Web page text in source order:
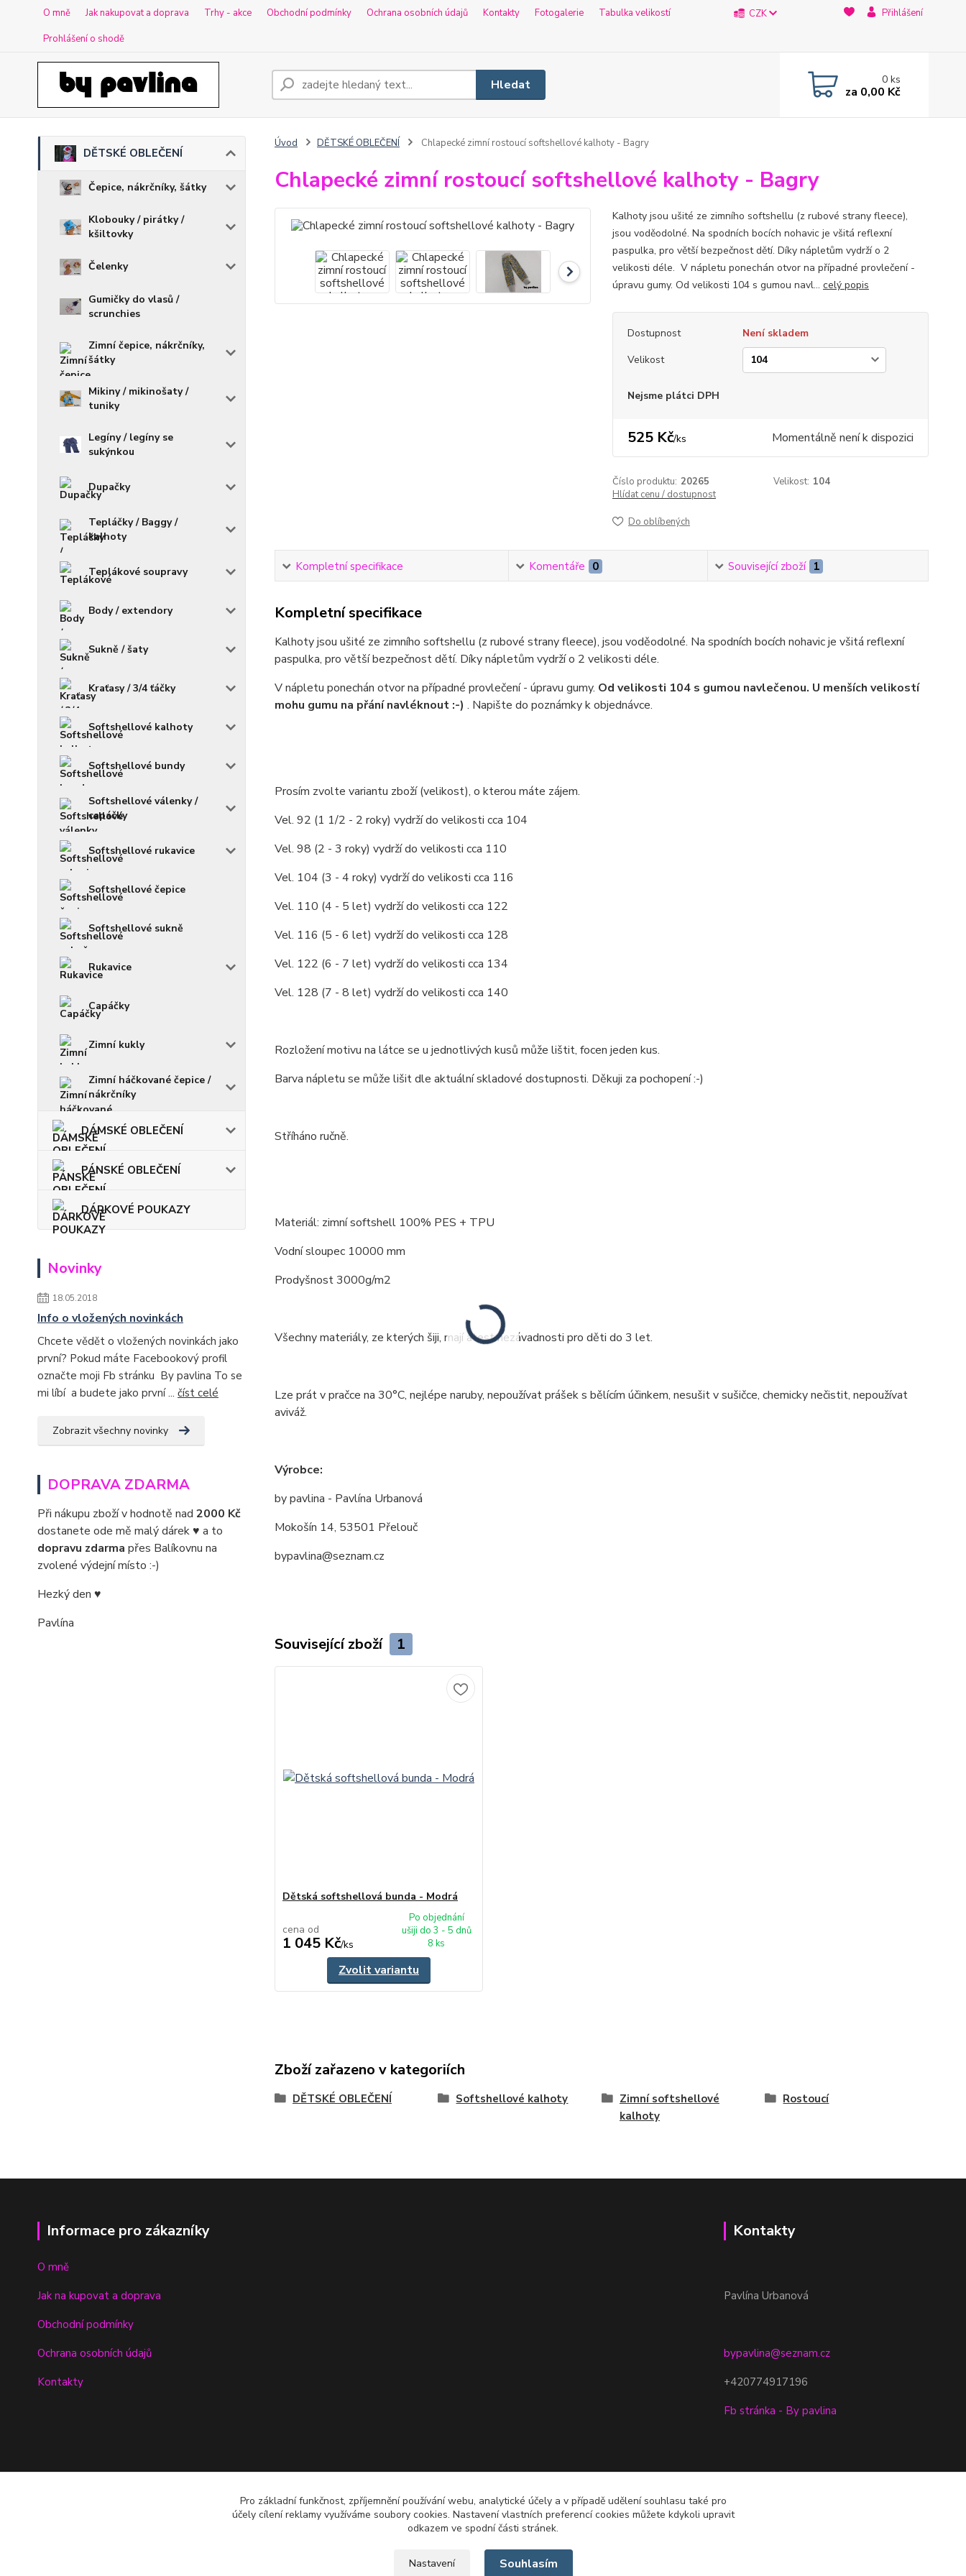
O mně Jak nakupovat a doprava Trhy - akce Obchodní podmínky Ochrana osobních údajů Kontakty Fotogalerie
Tabulka velikostí
Prohlášení o shodě
CZK Přihlášení
Hledat 0ks
za 0,00 Kč
DĚTSKÉ OBLEČENÍ
Čepice, nákrčníky, šátky
Klobouky / pirátky /
kšiltovky
Čelenky
Gumičky do vlasů /
scrunchies
Zimní čepice, nákrčníky,
šátky
Mikiny / mikinošaty /
tuniky
Legíny / legíny se
sukýnkou
Dupačky
Tepláčky / Baggy /
kalhoty
Teplákové soupravy
Body / extendory
Sukně / šaty
Kraťasy / 3/4 ťáčky
Softshellové kalhoty
Softshellové bundy
Softshellové válenky /
capáčky
Softshellové rukavice
Softshellové čepice
Softshellové sukně
Rukavice
Capáčky
Zimní kukly
Zimní háčkované čepice /
nákrčníky
DÁMSKÉ OBLEČENÍ
PÁNSKÉ OBLEČENÍ
DÁRKOVÉ POUKAZY
Novinky
18.05.2018
Info o vložených novinkách
Chcete vědět o vložených novinkách jako
první? Pokud máte Facebookový profil
označte moji Fb stránku By pavlina To se
mi líbí a budete jako první ... číst celé
Zobrazit všechny novinky
DOPRAVA ZDARMA
Při nákupu zboží v hodnotě nad 2000 Kč
dostanete ode mě malý dárek ♥ a to
dopravu zdarma přes Balíkovnu na
zvolené výdejní místo :-)
Hezký den ♥
Pavlína
Úvod DĚTSKÉ OBLEČENÍ Chlapecké zimní rostoucí softshellové kalhoty - Bagry
Chlapecké zimní rostoucí softshellové kalhoty - Bagry
Kalhoty jsou ušité ze zimního softshellu (z rubové strany fleece),
jsou voděodolné. Na spodních bocích nohavic je všitá reflexní
paspulka, pro větší bezpečnost dětí. Díky nápletům vydrží o 2
velikosti déle. V nápletu ponechán otvor na případné provlečení -
úpravu gumy. Od velikosti 104 s gumou navl... celý popis
Dostupnost
Není skladem
Velikost
Nejsme plátci DPH
525 Kč/ks Momentálně není k dispozici
Číslo produktu: 20265 Velikost: 104
Hlídat cenu / dostupnost
Do oblíbených
Kompletní specifikace Komentáře 0 Související zboží 1
Kompletní specifikace
Kalhoty jsou ušité ze zimního softshellu (z rubové strany fleece), jsou voděodolné. Na spodních bocích nohavic je všitá reflexní
paspulka, pro větší bezpečnost dětí. Díky nápletům vydrží o 2 velikosti déle.
V nápletu ponechán otvor na případné provlečení - úpravu gumy. Od velikosti 104 s gumou navlečenou. U menších velikostí
mohu gumu na přání navléknout :-) . Napište do poznámky k objednávce.
Prosím zvolte variantu zboží (velikost), o kterou máte zájem.
Vel. 92 (1 1/2 - 2 roky) vydrží do velikosti cca 104
Vel. 98 (2 - 3 roky) vydrží do velikosti cca 110
Vel. 104 (3 - 4 roky) vydrží do velikosti cca 116
Vel. 110 (4 - 5 let) vydrží do velikosti cca 122
Vel. 116 (5 - 6 let) vydrží do velikosti cca 128
Vel. 122 (6 - 7 let) vydrží do velikosti cca 134
Vel. 128 (7 - 8 let) vydrží do velikosti cca 140
Rozložení motivu na látce se u jednotlivých kusů může lištit, focen jeden kus.
Barva nápletu se může lišit dle aktuální skladové dostupnosti. Děkuji za pochopení :-)
Stříháno ručně.
Materiál: zimní softshell 100% PES + TPU
Vodní sloupec 10000 mm
Prodyšnost 3000g/m2
Všechny materiály, ze kterých šiji, mají atest nezávadnosti pro děti do 3 let.
Lze prát v pračce na 30°C, nejlépe naruby, nepoužívat prášek s bělícím účinkem, nesušit v sušičce, chemicky nečistit, nepoužívat
aviváž.
Výrobce:
by pavlina - Pavlína Urbanová
Mokošín 14, 53501 Přelouč
bypavlina@seznam.cz
Související zboží 1
Dětská softshellová bunda - Modrá
cena od
1 045 Kč/ks
Po objednání
ušiji do 3 - 5 dnů
8 ks
Zvolit variantu
Zboží zařazeno v kategoriích
DĚTSKÉ OBLEČENÍ Softshellové kalhoty
Zimní softshellové
kalhoty
Rostoucí
Informace pro zákazníky
O mně
Jak na kupovat a doprava
Obchodní podmínky
Ochrana osobních údajů
Kontakty
Kontakty
Pavlína Urbanová
bypavlina@seznam.cz
+420774917196
Fb stránka - By pavlina
Pro základní funkčnost, zpříjemnění používání webu, analytické účely a v případě udělení souhlasu také pro
účely cílení reklamy využíváme soubory cookies. Nastavení vlastních preferencí cookies můžete kdykoli upravit
odkazem ve spodní části stránek.
Nastavení Souhlasím